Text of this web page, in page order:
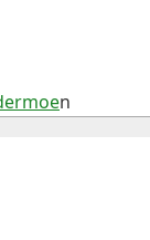
n